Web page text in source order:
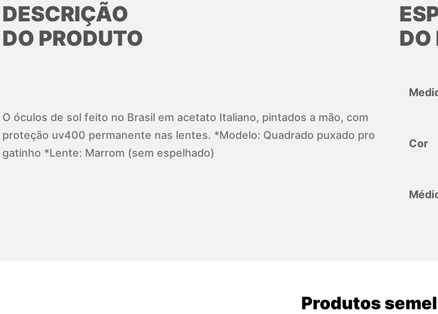
DESCRIÇÃO
DO PRODUTO
O óculos de sol feito no Brasil em acetato Italiano, pintados a mão, com
proteção uv400 permanente nas lentes. *Modelo: Quadrado puxado pro
gatinho *Lente: Marrom (sem espelhado)
DO
Cor
Produtos